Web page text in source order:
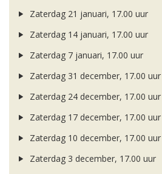
Zaterdag 21 januari, 17.00 uur
Zaterdag 14 januari, 17.00 uur
Zaterdag 7 januari, 17.00 uur
Zaterdag 31 december, 17.00 uur
Zaterdag 24 december, 17.00 uur
Zaterdag 17 december, 17.00 uur
Zaterdag 10 december, 17.00 uur
Zaterdag 3 december, 17.00 uur